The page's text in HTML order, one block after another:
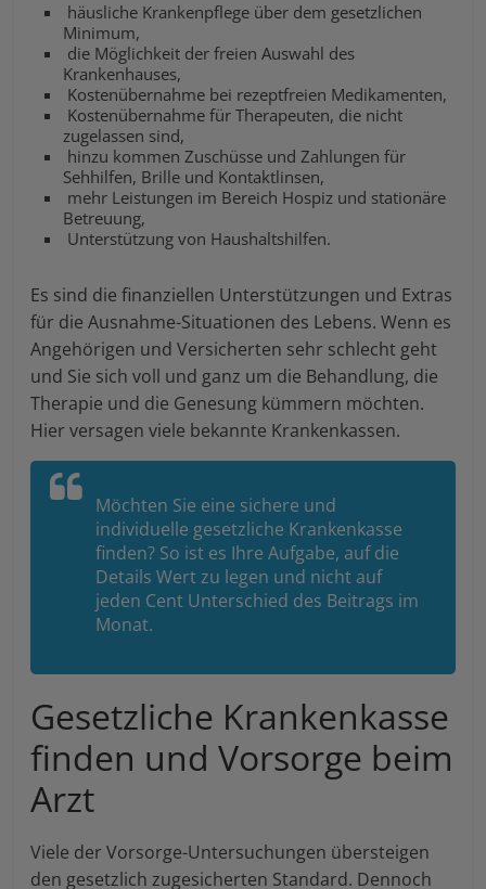
häusliche Krankenpflege über dem gesetzlichen
Minimum,
die Möglichkeit der freien Auswahl des
Krankenhauses,
Kostenübernahme bei rezeptfreien Medikamenten,
Kostenübernahme für Therapeuten, die nicht
zugelassen sind,
hinzu kommen Zuschüsse und Zahlungen für
Sehhilfen, Brille und Kontaktlinsen,
mehr Leistungen im Bereich Hospiz und stationäre
Betreuung,
Unterstützung von Haushaltshilfen.
Es sind die finanziellen Unterstützungen und Extras
für die Ausnahme-Situationen des Lebens. Wenn es
Angehörigen und Versicherten sehr schlecht geht
und Sie sich voll und ganz um die Behandlung, die
Therapie und die Genesung kümmern möchten.
Hier versagen viele bekannte Krankenkassen.
Möchten Sie eine sichere und
individuelle gesetzliche Krankenkasse
finden? So ist es Ihre Aufgabe, auf die
Details Wert zu legen und nicht auf
jeden Cent Unterschied des Beitrags im
Monat.
Gesetzliche Krankenkasse
finden und Vorsorge beim
Arzt
Viele der Vorsorge-Untersuchungen übersteigen
den gesetzlich zugesicherten Standard. Dennoch